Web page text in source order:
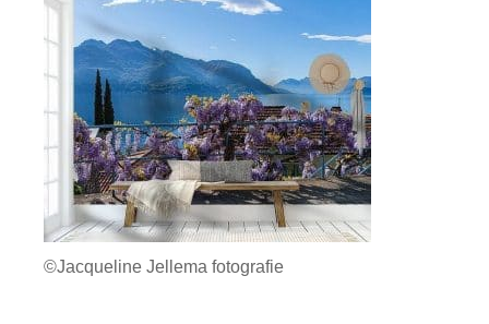
©Jacqueline Jellema fotografie